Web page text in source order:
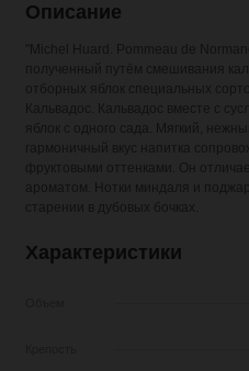
Описание
Характеристики